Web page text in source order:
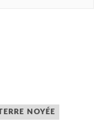
NOYÉE